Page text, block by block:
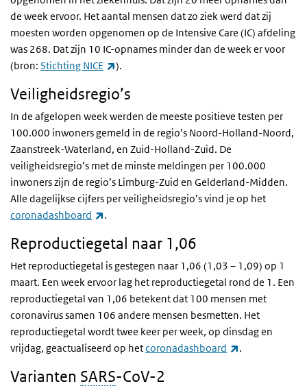
de week ervoor. Het aantal mensen dat zo ziek werd dat zij
moesten worden opgenomen op de Intensive Care (IC) afdeling
was 268. Dat zijn 10 IC-opnames minder dan de week er voor
(bron: Stichting NICE (externe link)
).
Veiligheidsregio’s
In de afgelopen week werden de meeste positieve testen per
100.000 inwoners gemeld in de regio’s Noord-Holland-Noord,
Zaanstreek-Waterland, en Zuid-Holland-Zuid. De
veiligheidsregio’s met de minste meldingen per 100.000
inwoners zijn de regio’s Limburg-Zuid en Gelderland-Midden.
Alle dagelijkse cijfers per veiligheidsregio’s vind je op het
coronadashboard
(externe link)
.
Reproductiegetal naar 1,06
Het reproductiegetal is gestegen naar 1,06 (1,03 – 1,09) op 1
maart. Een week ervoor lag het reproductiegetal rond de 1. Een
reproductiegetal van 1,06 betekent dat 100 mensen met
coronavirus samen 106 andere mensen besmetten. Het
reproductiegetal wordt twee keer per week, op dinsdag en
vrijdag, geactualiseerd op hetcoronadashboard (externe link)
.
Varianten SARS-CoV-2